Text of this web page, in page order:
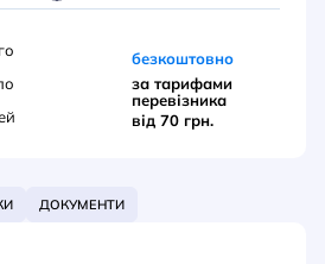
безкоштовно
за тарифами
перевізника
від 70 грн.
ДОКУМЕНТИ